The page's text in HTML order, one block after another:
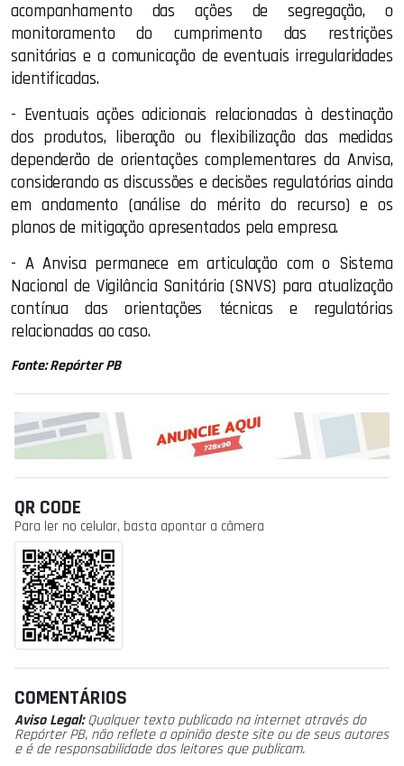
acompanhamento das ações de segregação, o
monitoramento do cumprimento das restrições
sanitárias e a comunicação de eventuais irregularidades
identificadas.
- Eventuais ações adicionais relacionadas à destinação
dos produtos, liberação ou flexibilização das medidas
dependerão de orientações complementares da Anvisa,
considerando as discussões e decisões regulatórias ainda
em andamento (análise do mérito do recurso) e os
planos de mitigação apresentados pela empresa.
- A Anvisa permanece em articulação com o Sistema
Nacional de Vigilância Sanitária (SNVS) para atualização
contínua das orientações técnicas e regulatórias
relacionadas ao caso.
Fonte: Repórter PB
QR CODE
Para ler no celular, basta apontar a câmera
COMENTÁRIOS
Aviso Legal:Qualquer texto publicado na internet através do
Repórter PB, não reflete a opinião deste site ou de seus autores
e é de responsabilidade dos leitores que publicam.